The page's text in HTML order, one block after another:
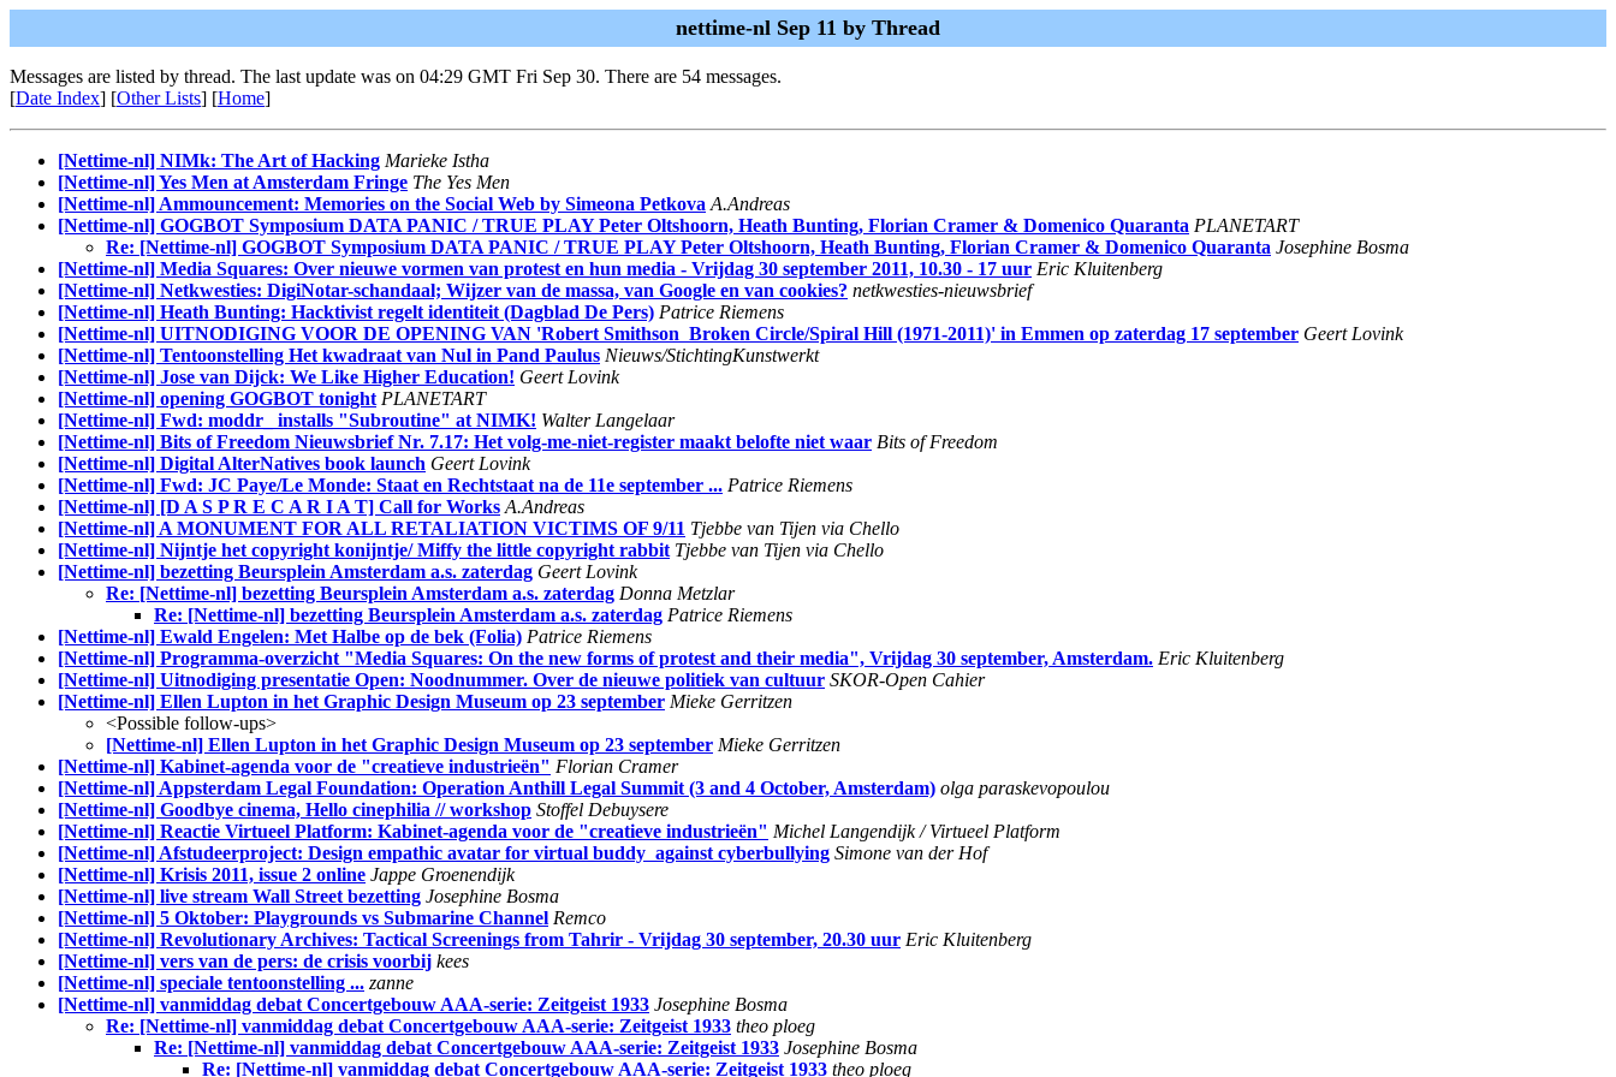
nettime-nl Sep 11 by Thread
Messages are listed by thread. The last update was on 04:29 GMT Fri Sep 30. There are 54 messages.
[Date Index] [Other Lists] [Home]
[Nettime-nl] NIMk: The Art of Hacking Marieke Istha
[Nettime-nl] Yes Men at Amsterdam Fringe The Yes Men
[Nettime-nl] Ammouncement: Memories on the Social Web by Simeona Petkova A.Andreas
[Nettime-nl] GOGBOT Symposium DATA PANIC / TRUE PLAY Peter Oltshoorn, Heath Bunting, Florian Cramer & Domenico Quaranta PLANETART
Re: [Nettime-nl] GOGBOT Symposium DATA PANIC / TRUE PLAY Peter Oltshoorn, Heath Bunting, Florian Cramer & Domenico Quaranta Josephine Bosma
[Nettime-nl] Media Squares: Over nieuwe vormen van protest en hun media - Vrijdag 30 september 2011, 10.30 - 17 uur Eric Kluitenberg
[Nettime-nl] Netkwesties: DigiNotar-schandaal; Wijzer van de massa, van Google en van cookies? netkwesties-nieuwsbrief
[Nettime-nl] Heath Bunting: Hacktivist regelt identiteit (Dagblad De Pers) Patrice Riemens
[Nettime-nl] UITNODIGING VOOR DE OPENING VAN 'Robert Smithson ­ Broken Circle/Spiral Hill (1971-2011)' in Emmen op zaterdag 17 september Geert Lovink
[Nettime-nl] Tentoonstelling Het kwadraat van Nul in Pand Paulus Nieuws/StichtingKunstwerkt
[Nettime-nl] Jose van Dijck: We Like Higher Education! Geert Lovink
[Nettime-nl] opening GOGBOT tonight PLANETART
[Nettime-nl] Fwd: moddr_ installs "Subroutine" at NIMK! Walter Langelaar
[Nettime-nl] Bits of Freedom Nieuwsbrief Nr. 7.17: Het volg-me-niet-register maakt belofte niet waar Bits of Freedom
[Nettime-nl] Digital AlterNatives book launch Geert Lovink
[Nettime-nl] Fwd: JC Paye/Le Monde: Staat en Rechtstaat na de 11e september ... Patrice Riemens
[Nettime-nl] [D A S P R E C A R I A T] Call for Works A.Andreas
[Nettime-nl] A MONUMENT FOR ALL RETALIATION VICTIMS OF 9/11 Tjebbe van Tijen via Chello
[Nettime-nl] Nijntje het copyright konijntje/ Miffy the little copyright rabbit Tjebbe van Tijen via Chello
[Nettime-nl] bezetting Beursplein Amsterdam a.s. zaterdag Geert Lovink
Re: [Nettime-nl] bezetting Beursplein Amsterdam a.s. zaterdag Donna Metzlar
Re: [Nettime-nl] bezetting Beursplein Amsterdam a.s. zaterdag Patrice Riemens
[Nettime-nl] Ewald Engelen: Met Halbe op de bek (Folia) Patrice Riemens
[Nettime-nl] Programma-overzicht "Media Squares: On the new forms of protest and their media", Vrijdag 30 september, Amsterdam. Eric Kluitenberg
[Nettime-nl] Uitnodiging presentatie Open: Noodnummer. Over de nieuwe politiek van cultuur SKOR-Open Cahier
[Nettime-nl] Ellen Lupton in het Graphic Design Museum op 23 september Mieke Gerritzen
<Possible follow-ups>
[Nettime-nl] Ellen Lupton in het Graphic Design Museum op 23 september Mieke Gerritzen
[Nettime-nl] Kabinet-agenda voor de "creatieve industrieën" Florian Cramer
[Nettime-nl] Appsterdam Legal Foundation: Operation Anthill Legal Summit (3 and 4 October, Amsterdam) olga paraskevopoulou
[Nettime-nl] Goodbye cinema, Hello cinephilia // workshop Stoffel Debuysere
[Nettime-nl] Reactie Virtueel Platform: Kabinet-agenda voor de "creatieve industrieën" Michel Langendijk / Virtueel Platform
[Nettime-nl] Afstudeerproject: Design empathic avatar for virtual buddy against cyberbullying Simone van der Hof
[Nettime-nl] Krisis 2011, issue 2 online Jappe Groenendijk
[Nettime-nl] live stream Wall Street bezetting Josephine Bosma
[Nettime-nl] 5 Oktober: Playgrounds vs Submarine Channel Remco
[Nettime-nl] Revolutionary Archives: Tactical Screenings from Tahrir - Vrijdag 30 september, 20.30 uur Eric Kluitenberg
[Nettime-nl] vers van de pers: de crisis voorbij kees
[Nettime-nl] speciale tentoonstelling ... zanne
[Nettime-nl] vanmiddag debat Concertgebouw AAA-serie: Zeitgeist 1933 Josephine Bosma
Re: [Nettime-nl] vanmiddag debat Concertgebouw AAA-serie: Zeitgeist 1933 theo ploeg
Re: [Nettime-nl] vanmiddag debat Concertgebouw AAA-serie: Zeitgeist 1933 Josephine Bosma
Re: [Nettime-nl] vanmiddag debat Concertgebouw AAA-serie: Zeitgeist 1933 theo ploeg